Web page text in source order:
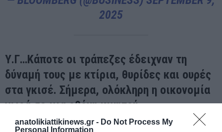
anatolikiattikinews.gr - Do Not Process My
Personal Information
2025
Υ.Γ…Κάποτε οι τράπεζες έδειχναν τη
δύναμή τους με κτίρια, θυρίδες και ουρές
στα γκισέ. Σήμερα, ολόκληρη η οικονομία
χωρά σε μια οθόνη κινητού.
Και όποιος ελέγχει τις πληρωμές, τα δεδομένα και τη ροή του